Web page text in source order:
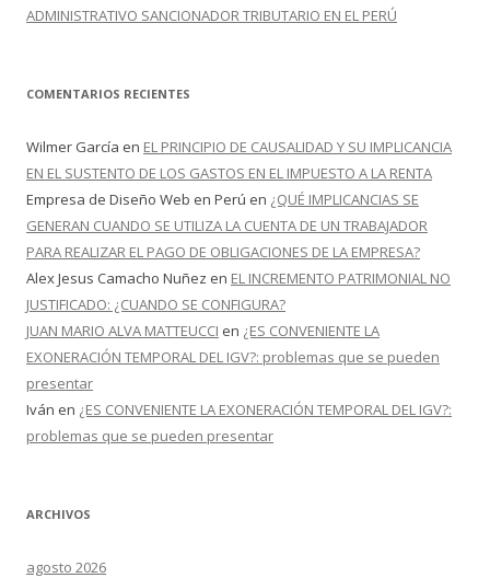
ADMINISTRATIVO SANCIONADOR TRIBUTARIO EN EL PERÚ
COMENTARIOS RECIENTES
Wilmer García en EL PRINCIPIO DE CAUSALIDAD Y SU IMPLICANCIA
EN EL SUSTENTO DE LOS GASTOS EN EL IMPUESTO A LA RENTA
Empresa de Diseño Web en Perú en ¿QUÉ IMPLICANCIAS SE
GENERAN CUANDO SE UTILIZA LA CUENTA DE UN TRABAJADOR
PARA REALIZAR EL PAGO DE OBLIGACIONES DE LA EMPRESA?
Alex Jesus Camacho Nuñez en EL INCREMENTO PATRIMONIAL NO
JUSTIFICADO: ¿CUANDO SE CONFIGURA?
JUAN MARIO ALVA MATTEUCCI en ¿ES CONVENIENTE LA
EXONERACIÓN TEMPORAL DEL IGV?: problemas que se pueden
presentar
Iván en ¿ES CONVENIENTE LA EXONERACIÓN TEMPORAL DEL IGV?:
problemas que se pueden presentar
ARCHIVOS
agosto 2026